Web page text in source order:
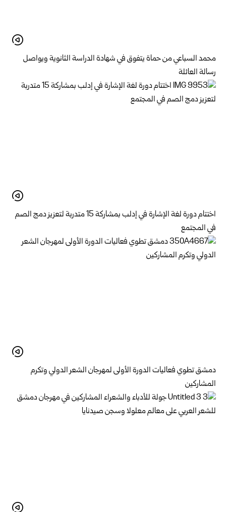
محمد السباعي من حماة يتفوق في شهادة الدراسة الثانوية ويواصل
رسالة العائلة
اختتام دورة لغة الإشارة في إدلب بمشاركة 15 متدربة لتعزيز دمج الصم
في المجتمع
دمشق تطوي فعاليات الدورة الأولى لمهرجان الشعر الدولي وتكرم
المشاركين